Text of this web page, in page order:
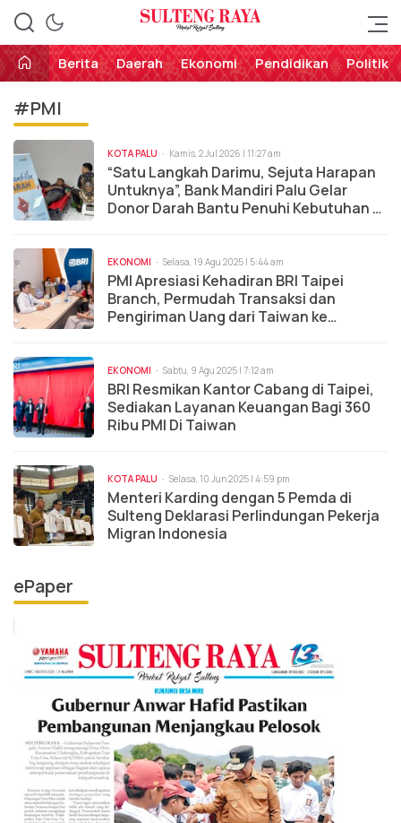
Sulteng Raya
Perekat Rakyat Sulteng
Berita
Daerah Ekonomi Pendidikan Politik
#PMI
KOTA PALU Kamis, 2 Jul 2026 | 11:27 am
“Satu Langkah Darimu, Sejuta Harapan
Untuknya”, Bank Mandiri Palu Gelar
Donor Darah Bantu Penuhi Kebutuhan di
EKONOMI Selasa, 19 Agu 2025 | 5:44 am
PMI Apresiasi Kehadiran BRI Taipei
Branch, Permudah Transaksi dan
Pengiriman Uang dari Taiwan ke
EKONOMI Sabtu, 9 Agu 2025 | 7:12 am
BRI Resmikan Kantor Cabang di Taipei,
Sediakan Layanan Keuangan Bagi 360
Ribu PMI Di Taiwan
KOTA PALU Selasa, 10 Jun 2025 | 4:59 pm
Menteri Karding dengan 5 Pemda di
Sulteng Deklarasi Perlindungan Pekerja
Migran Indonesia
ePaper